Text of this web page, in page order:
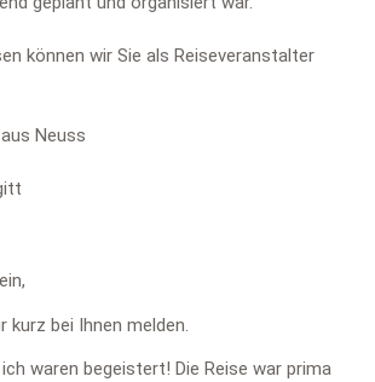
können wir Sie als Reiseveranstalter
Neuss
kurz bei Ihnen melden.
waren begeistert! Die Reise war prima